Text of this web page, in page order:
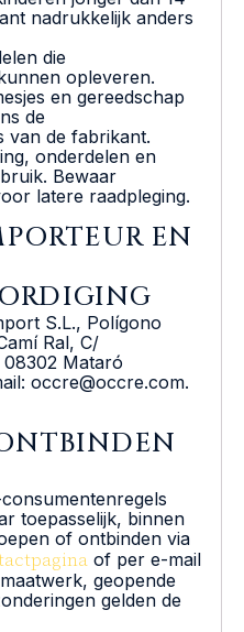
nadrukkelijk anders
die
opleveren.
en gereedschap
de
van de fabrikant.
onderdelen en
Bewaar
latere raadpleging.
EN
S.L., Polígono
Ral, C/
08302 Mataró
occre@occre.com.
toepasselijk, binnen
of ontbinden via
of per e-mail
geopende
gelden de